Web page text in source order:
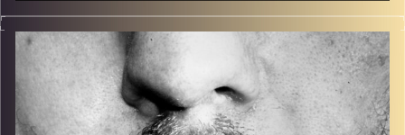
זיפים, מוזיקה מחוספסת של הופעות חיות. הרבה ג'אם, רוק,
בלוז, bluegrass, ג'אז, Fאנק, פרוגרסיב ואפילו אלקטרוניקה.
כל מה שחי, אמיתי ונושם.
עם שמוליק רגב.
קרדיט תמונות: David Goehring